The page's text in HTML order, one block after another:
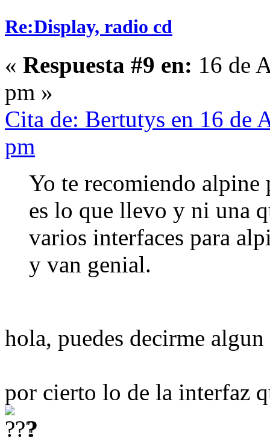
Re:Display, radio cd
« Respuesta #9 en: 16 de
pm »
Cita de: Bertutys en 16 de
pm
Yo te recomiendo
es lo que llevo y ni una
varios interfaces para
y van genial.
hola, puedes decirme
por cierto lo de la interfaz
?